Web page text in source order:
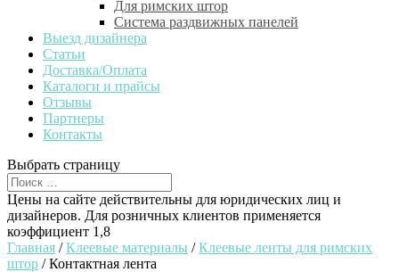
Для римских штор
Система раздвижных панелей
Выезд дизайнера
Статьи
Доставка/Оплата
Каталоги и прайсы
Отзывы
Партнеры
Контакты
Выбрать страницу
Цены на сайте действительны для юридических лиц и
дизайнеров. Для розничных клиентов применяется
коэффициент 1,8
Главная /Клеевые материалы /Клеевые ленты для римских
штор / Контактная лента